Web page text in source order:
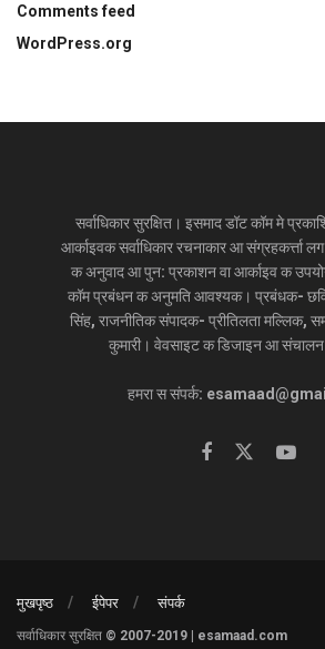
Comments feed
WordPress.org
सर्वाधिकार सुरक्षित। इसमाद डॉट कॉम मे
आर्काइवक सर्वाधिकार रचनाकार आ संग्रहकर्त्ता
क अनुवाद आ पुन: प्रकाशन वा आर्काइव क
कॉम प्रबंधन क अनुमति आवश्यक। प्रबंधक-
सिंह, राजनीतिक संपादक- प्रीतिलता मल्लिक,
कुमारी। वेवसाइट क डिजाइन आ
हमरा स संपर्क:
मुखपृष्ठ ईपेपर संपर्क
सर्वाधिकार सुरक्षित © 2007-2019 | esamaad.com